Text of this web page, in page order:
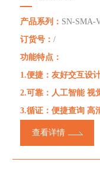
产品系列： SN-SMA-
订货号：/
功能特点：
1.便捷：友好交互设
2.可靠：人工智能 视
3.循证：便捷查询 高
查看详情